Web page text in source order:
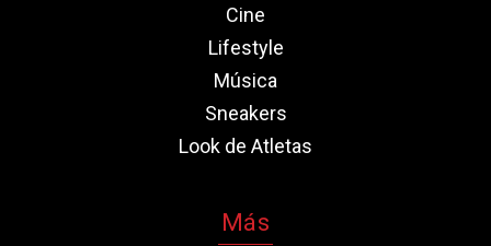
Cine
Lifestyle
Música
Sneakers
Look de Atletas
Más